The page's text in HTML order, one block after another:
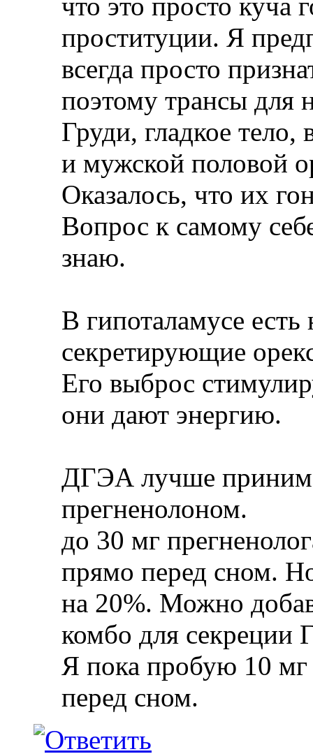
что это просто куча
проституции. Я
всегда просто
поэтому трансы для
Груди, гладкое тело,
и мужской половой
Оказалось, что их
Вопрос к самому
знаю.
В гипоталамусе
секретирующие
Его выброс
они дают энергию.
ДГЭА лучше
прегненолоном.
до 30 мг
прямо перед сном.
на 20%. Можно
комбо для секреции
Я пока пробую 10
перед сном.